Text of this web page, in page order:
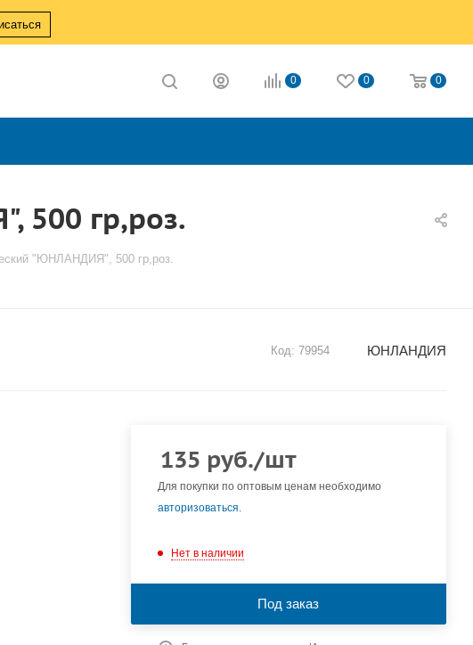
0 0 0
500 гр,роз.
"ЮНЛАНДИЯ", 500 гр,роз.
Код: 79954 ЮНЛАНДИЯ
135 руб./шт
Для покупки по оптовым ценам необходимо
авторизоваться.
Нет в наличии
Под заказ